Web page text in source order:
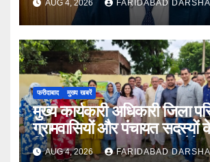
सिन्हा
AUG 4, 2026 FARIDABAD
फरीदाबाद मुख्य खबरें
मुख्य कार्यकारी अधिकारी जिला
ग्रामवासियों और पंचायत सदस्यों
मिलकर लगाए 100 फलदार पौधे
AUG 4, 2026 FARIDABAD